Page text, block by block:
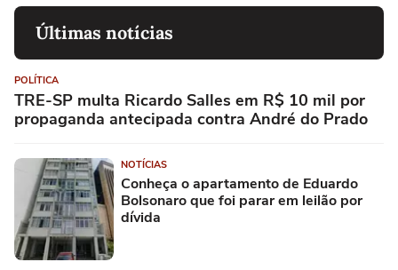
Últimas notícias
POLÍTICA
TRE-SP multa Ricardo Salles em R$ 10 mil por
propaganda antecipada contra André do Prado
NOTÍCIAS
Conheça o apartamento de Eduardo
Bolsonaro que foi parar em leilão por
dívida